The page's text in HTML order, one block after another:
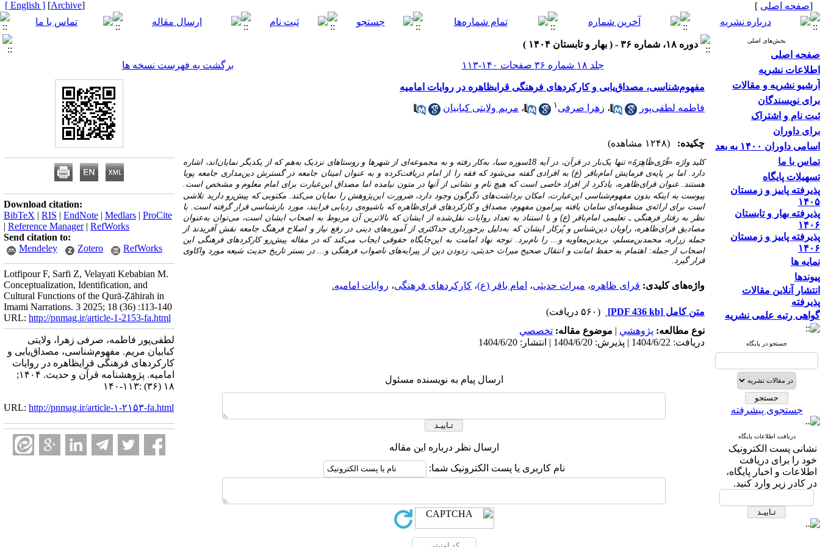
[صفحه اصلی ]
[
Archive
]
[ English ]
بخش‌های اصلی
صفحه اصلی
اطلاعات نشریه
آرشیو نشریه و مقالات
برای نویسندگان
ثبت نام و اشتراک
برای داوران
اسامی داوران ۱۴۰۰ به بعد
تماس با ما
تسهیلات پایگاه
پذیرفته پاییز و زمستان
۱۴۰۵
پذیرفته بهار و تابستان
۱۴۰۶
پذیرفته پاییز و زمستان
۱۴۰۶
نمایه ها
پیوندها
انتشار آنلاین مقالات
پذیرفته
گواهی رتبه علمی نشریه
جستجو در پایگاه
جستجوی پیشرفته
دریافت اطلاعات پایگاه
نشانی پست الکترونیک
خود را برای دریافت
اطلاعات و اخبار پایگاه،
در کادر زیر وارد کنید.
دوره ۱۸، شماره ۳۶ - ( بهار و تابستان ۱۴۰۴ )
جلد ۱۸ شماره ۳۶ صفحات ۱۴۰-۱۱۳
برگشت به فهرست نسخه ها
مفهوم‌شناسی، مصداق‌یابی و کارکرد‌های فرهنگی قرایظاهره در روایات امامیه
فاطمه لطفی‌پور ، زهرا صرفی ۱ ، مریم ولایتی کبابیان
چکیده: (۱۲۴۸ مشاهده)
کلید واژه «قُرًی‌ظَاهِرَهً» تنها یک‌بار در قرآن، درآیه 18سوره‌‌ سبا، به‌کار رفته و به مجموعه‌ای از شهرها و روستاهای‌ نزدیک به‌هم که از یکدیگر نمایان‌اند، اشاره
دارد. اما بر پایه‌ی فرمایش امام‌باقر (ع) به ‌افرادی گفته می‌شود که فقه را از امام دریافت‌کرده و به‌ عنوان امینان جامعه در گسترش دین‌مداری جامعه پویا
هستند.عنوان قرای‌ظاهره، یادکرد از افراد خاصی است که هیچ نام و نشانی از آنها در متون نیامده اما مصداق این‌عبارت برای امام معلوم و مشخص ‌است.
پیوست به اینکه بدون مفهوم‌شناسی این‌عبارت، امکان برداشت‌های دگرگون وجود دارد، ضرورت این‌پژوهش را نمایان می‌کند. مکتوبی که پیش‌رو دارید تلاشی
است برای ارائه‌ی منظومه‌ای سامان‌ یافته پیرامون مفهوم، مصداق و کارکردهای قرای‌ظاهره که باشیوه‌ی ردیابی فرایند، مورد بازشناسی قرار گرفته ‌است. با
نظر به رفتار فرهنگی ـ تعلیمی امام‌باقر (ع) و با استناد به تعداد روایات نقل‌شده از ایشان که بالاترین آن مربوط به اصحاب ایشان است، می‌توان به‌عنوان
مصادیق قرای‌ظاهره، راویان دین‌شناس و پُرکار ایشان که به‌دلیل برخورداری حداکثری از آموزه‌های دینی در رفع نیاز و اصلاح فرهنگ جامعه نقش آفریدند از
جمله زراره، محمد‌بن‌مسلم، برید‌بن‌معاویه و... را نام‌برد. توجه نهاد امامت به این‌جایگاه حقوقی ایجاب می‌کند که در مقاله پیش‌رو کارکرد‌های فرهنگی این
اصحاب از جمله: اهتمام‌ به حفظ‌ امانت و انتقال صحیح میراث حدیثی، زدودن دین از پیرایه‌های ناصواب فرهنگی و... در بستر تاریخ حدیث شیعه مورد واکاوی
قرار گیرد.
واژه‌های کلیدی: قرای ظاهره، میراث حدیثی، امام باقر (ع)، کارکردهای فرهنگی، روایات امامیه.
متن کامل [PDF 436 kb]
(۵۶۰ دریافت)
نوع مطالعه: پژوهشي | موضوع مقاله: تخصصي
دریافت: 1404/6/22 | پذیرش: 1404/6/20 | انتشار: 1404/6/20
ارسال پیام به نویسنده مسئول
ارسال نظر درباره این مقاله
نام کاربری یا پست الکترونیک شما:
Download citation:
BibTeX | RIS | EndNote | Medlars | ProCite
| Reference Manager| RefWorks
Send citation to:
Mendeley
Zotero RefWorks
Lotfipour F, Sarfi Z, Velayati Kebabian M.
Conceptualization, Identification, and
Cultural Functions of the Qurā-Ẓāhirah in
Imami Narrations. 3 2025; 18 (36) :113-140
URL: http://pnmag.ir/article-1-2153-fa.html
لطفی‌پور فاطمه، صرفی زهرا، ولایتی
کبابیان مریم. مفهوم‌شناسی، مصداق‌یابی و
کارکرد‌های فرهنگی قرایظاهره در روایات
امامیه. پژوهشنامه قرآن و حدیث. ۱۴۰۴;
۱۸ (۳۶) :۱۱۳-۱۴۰
URL: http://pnmag.ir/article-۱-۲۱۵۳-fa.html